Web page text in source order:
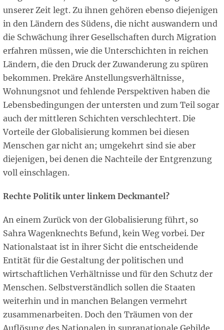
unserer Zeit legt. Zu ihnen gehören ebenso diejenigen
in den Ländern des Südens, die nicht auswandern und
die Schwächung ihrer Gesellschaften durch Migration
erfahren müssen, wie die Unterschichten in reichen
Ländern, die den Druck der Zuwanderung zu spüren
bekommen. Prekäre Anstellungsverhältnisse,
Wohnungsnot und fehlende Perspektiven haben die
Lebensbedingungen der untersten und zum Teil sogar
auch der mittleren Schichten verschlechtert. Die
Vorteile der Globalisierung kommen bei diesen
Menschen gar nicht an; umgekehrt sind sie aber
diejenigen, bei denen die Nachteile der Entgrenzung
voll einschlagen.
Rechte Politik unter linkem Deckmantel?
An einem Zurück von der Globalisierung führt, so
Sahra Wagenknechts Befund, kein Weg vorbei. Der
Nationalstaat ist in ihrer Sicht die entscheidende
Entität für die Gestaltung der politischen und
wirtschaftlichen Verhältnisse und für den Schutz der
Menschen. Selbstverständlich sollen die Staaten
weiterhin und in manchen Belangen vermehrt
zusammenarbeiten. Doch den Träumen von der